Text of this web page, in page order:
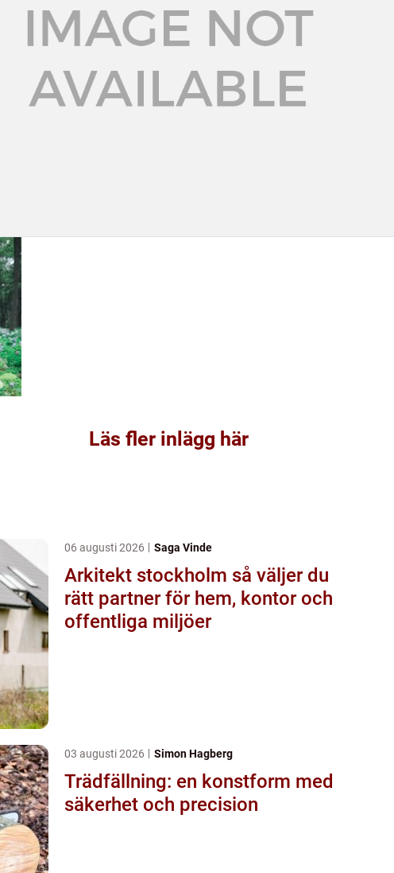
Läs fler inlägg här
06 augusti 2026 Saga Vinde
Arkitekt stockholm så väljer du
rätt partner för hem, kontor och
offentliga miljöer
03 augusti 2026 Simon Hagberg
Trädfällning: en konstform med
säkerhet och precision